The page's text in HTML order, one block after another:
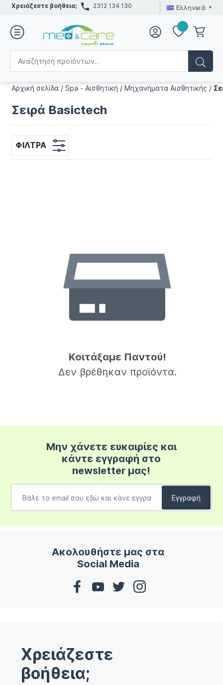
Χρειάζεστε βοήθεια; 2312 134 130 Ελληνικά
Αρχική σελίδα /Spa - Αισθητική /Μηχανήματα Αισθητικής /
Σειρά Basictech
ΦΊΛΤΡΑ
Κοιτάξαμε Παντού!
Δεν βρέθηκαν προϊόντα.
Μην χάνετε ευκαιρίες και
κάντε εγγραφή στο
newsletter μας!
Ακολουθήστε μας στα
Social Media
Χρειάζεστε
βοήθεια;